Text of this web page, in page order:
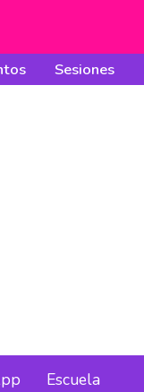
Sesiones
Escuela